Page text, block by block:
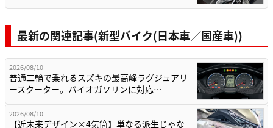
最新の関連記事(新型バイク(日本車／国産車))
2026/08/10
普通二輪で乗れるスズキの最高峰ラグジュアリ
ースクーター。バイオガソリンに対応…
2026/08/10
【近未来デザイン×4気筒】単なる派生じゃな